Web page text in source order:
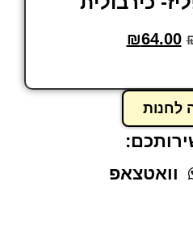
₪64.00
לחנות
וואטצאפ